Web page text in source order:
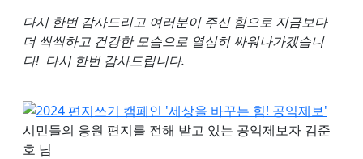
다시 한번 감사드리고 여러분이 주신 힘으로 지금보다
더 씩씩하고 건강한 모습으로 열심히 싸워나가겠습니
다! 다시 한번 감사드립니다.
시민들의 응원 편지를 전해 받고 있는 공익제보자 김준
호 님